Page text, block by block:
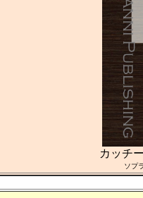
カッチ
ソプ